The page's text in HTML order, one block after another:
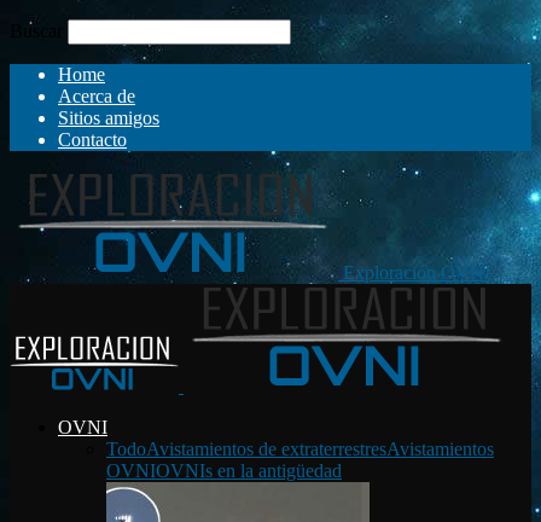
Buscar
Home
Acerca de
Sitios amigos
Contacto
Exploración OVNI
OVNI
TodoAvistamientos de extraterrestresAvistamientos
OVNIOVNIs en la antigüedad